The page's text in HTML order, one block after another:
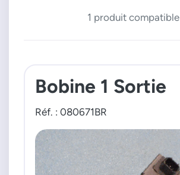
1 produit compatible
Bobine 1 Sortie
Réf. : 080671BR